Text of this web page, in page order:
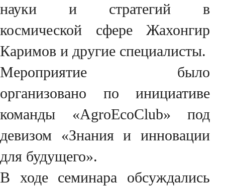
науки и стратегий в
космической сфере Жахонгир
Каримов и другие специалисты.
Мероприятие было
организовано по инициативе
команды «AgroEcoClub» под
девизом «Знания и инновации
для будущего».
В ходе семинара обсуждались